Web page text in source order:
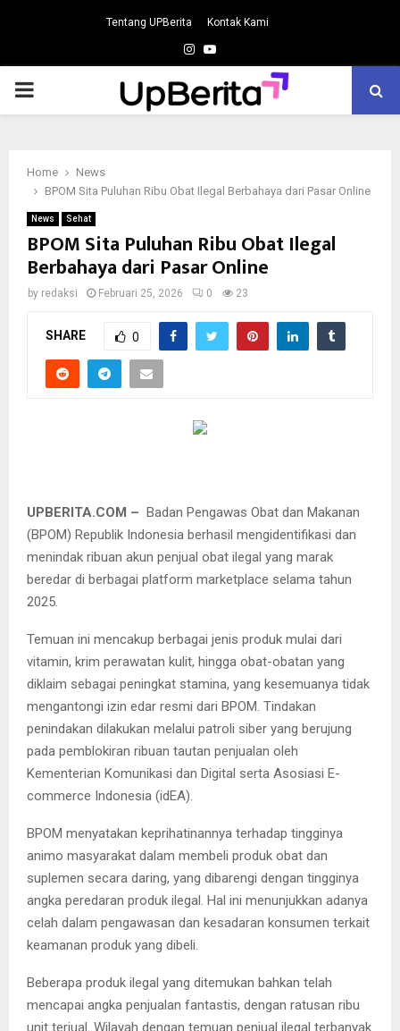
Tentang UPBerita Kontak Kami
Instagram
Youtube
PRIMARY
Home
News
BPOM Sita Puluhan Ribu Obat Ilegal Berbahaya dari Pasar Online
News Sehat
BPOM Sita Puluhan Ribu Obat Ilegal
Berbahaya dari Pasar Online
by redaksi Februari 25, 2026 0 23
SHARE 0
UPBERITA.COM – Badan Pengawas Obat dan Makanan
(BPOM) Republik Indonesia berhasil mengidentifikasi dan
menindak ribuan akun penjual obat ilegal yang marak
beredar di berbagai platform marketplace selama tahun
2025.
Temuan ini mencakup berbagai jenis produk mulai dari
vitamin, krim perawatan kulit, hingga obat-obatan yang
diklaim sebagai peningkat stamina, yang kesemuanya tidak
mengantongi izin edar resmi dari BPOM. Tindakan
penindakan dilakukan melalui patroli siber yang berujung
pada pemblokiran ribuan tautan penjualan oleh
Kementerian Komunikasi dan Digital serta Asosiasi E-
commerce Indonesia (idEA).
BPOM menyatakan keprihatinannya terhadap tingginya
animo masyarakat dalam membeli produk obat dan
suplemen secara daring, yang dibarengi dengan tingginya
angka peredaran produk ilegal. Hal ini menunjukkan adanya
celah dalam pengawasan dan kesadaran konsumen terkait
keamanan produk yang dibeli.
Beberapa produk ilegal yang ditemukan bahkan telah
mencapai angka penjualan fantastis, dengan ratusan ribu
unit terjual. Wilayah dengan temuan penjual ilegal terbanyak